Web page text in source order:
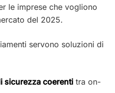
le imprese che vogliono
del 2025.
servono soluzioni di
sicurezza coerenti tra on-